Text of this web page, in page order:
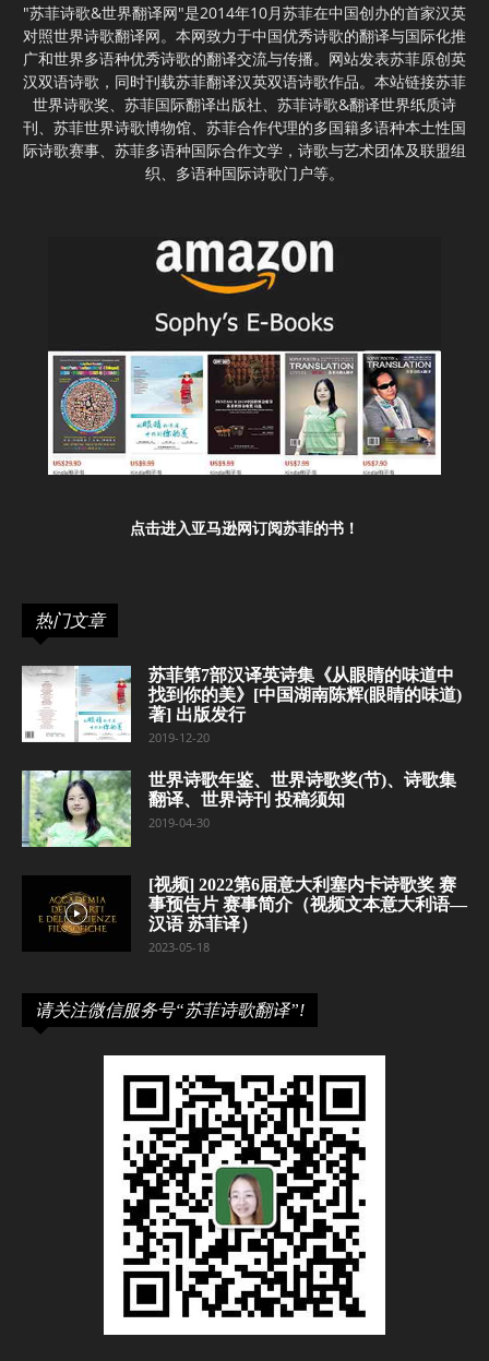
"苏菲诗歌&世界翻译网"是2014年10月苏菲在中国创办的首家汉英
对照世界诗歌翻译网。本网致力于中国优秀诗歌的翻译与国际化推
广和世界多语种优秀诗歌的翻译交流与传播。网站发表苏菲原创英
汉双语诗歌，同时刊载苏菲翻译汉英双语诗歌作品。本站链接苏菲
世界诗歌奖、苏菲国际翻译出版社、苏菲诗歌&翻译世界纸质诗
刊、苏菲世界诗歌博物馆、苏菲合作代理的多国籍多语种本土性国
际诗歌赛事、苏菲多语种国际合作文学，诗歌与艺术团体及联盟组
织、多语种国际诗歌门户等。
点击进入亚马逊网订阅苏菲的书！
热门文章
苏菲第7部汉译英诗集《从眼睛的味道中
找到你的美》[中国湖南陈辉(眼睛的味道)
著] 出版发行
2019-12-20
世界诗歌年鉴、世界诗歌奖(节)、诗歌集
翻译、世界诗刊 投稿须知
2019-04-30
[视频] 2022第6届意大利塞内卡诗歌奖 赛
事预告片 赛事简介（视频文本意大利语—
汉语 苏菲译）
2023-05-18
请关注微信服务号“苏菲诗歌翻译”!